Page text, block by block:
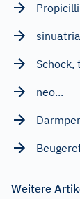
Schock,
neo...
Weitere